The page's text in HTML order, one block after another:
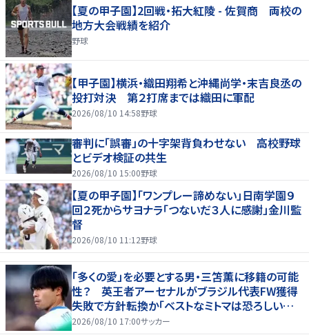
【夏の甲子園】2回戦・拓大紅陵 - 佐賀商 両校の
地方大会戦績を紹介
野球
【甲子園】横浜・織田翔希と沖縄尚学・末吉良丞の
投打対決 第２打席までは織田に軍配
2026/08/10 14:58野球
審判に「誤審」の十字架背負わせない 高校野球
とビデオ検証の共生
2026/08/10 15:00野球
【夏の甲子園】「ワンプレー諦めない」日南学園９
回２死からサヨナラ「つないだ３人に感謝」金川監
督
2026/08/10 11:12野球
「多くの愛」を必要とする男・三笘薫に移籍の可能
性？ 英王者アーセナルがブラジル代表FW獲得
失敗で方針転換か「ベストなミトマは恐ろしいほ
ど優れている」
2026/08/10 17:00サッカー